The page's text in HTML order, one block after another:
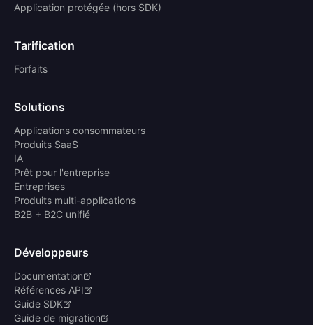
Application protégée (hors SDK)
Tarification
Forfaits
Solutions
Applications consommateurs
Produits SaaS
IA
Prêt pour l'entreprise
Entreprises
Produits multi-applications
B2B + B2C unifié
Développeurs
Documentation
Références API
Guide SDK
Guide de migration